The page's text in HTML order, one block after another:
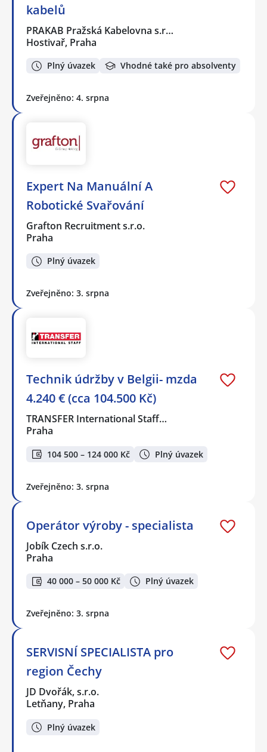
kabelů
PRAKAB Pražská Kabelovna s.r…
Hostivař, Praha
Plný úvazek Vhodné také pro absolventy
Zveřejněno: 4. srpna
Expert Na Manuální A
Robotické Svařování
Grafton Recruitment s.r.o.
Praha
Plný úvazek
Zveřejněno: 3. srpna
Technik údržby v Belgii- mzda
4.240 € (cca 104.500 Kč)
TRANSFER International Staff…
Praha
104 500 – 124 000 Kč Plný úvazek
Zveřejněno: 3. srpna
Operátor výroby - specialista
Jobík Czech s.r.o.
Praha
40 000 – 50 000 Kč Plný úvazek
Zveřejněno: 3. srpna
SERVISNÍ SPECIALISTA pro
region Čechy
JD Dvořák, s.r.o.
Letňany, Praha
Plný úvazek